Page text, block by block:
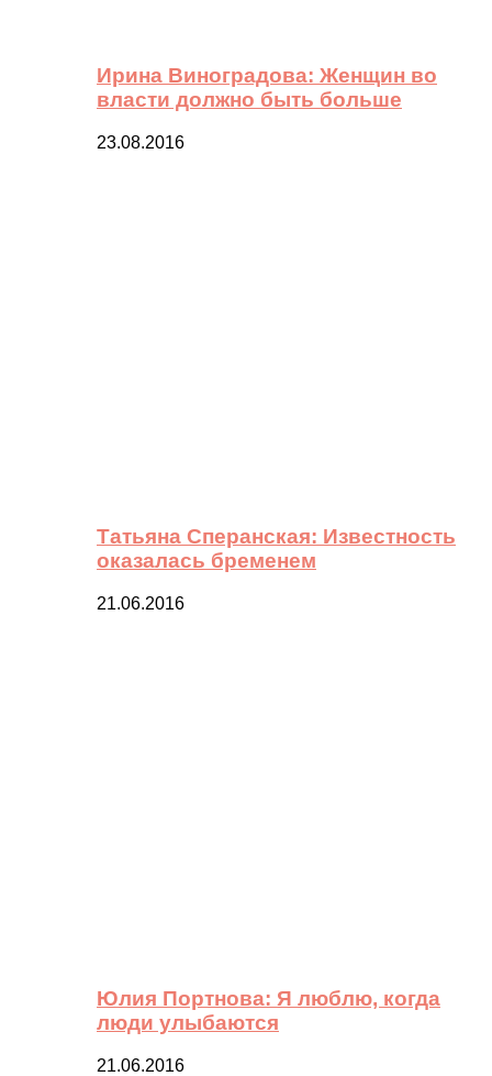
Ирина Виноградова: Женщин во
власти должно быть больше
23.08.2016
Татьяна Сперанская: Известность
оказалась бременем
21.06.2016
Юлия Портнова: Я люблю, когда
люди улыбаются
21.06.2016